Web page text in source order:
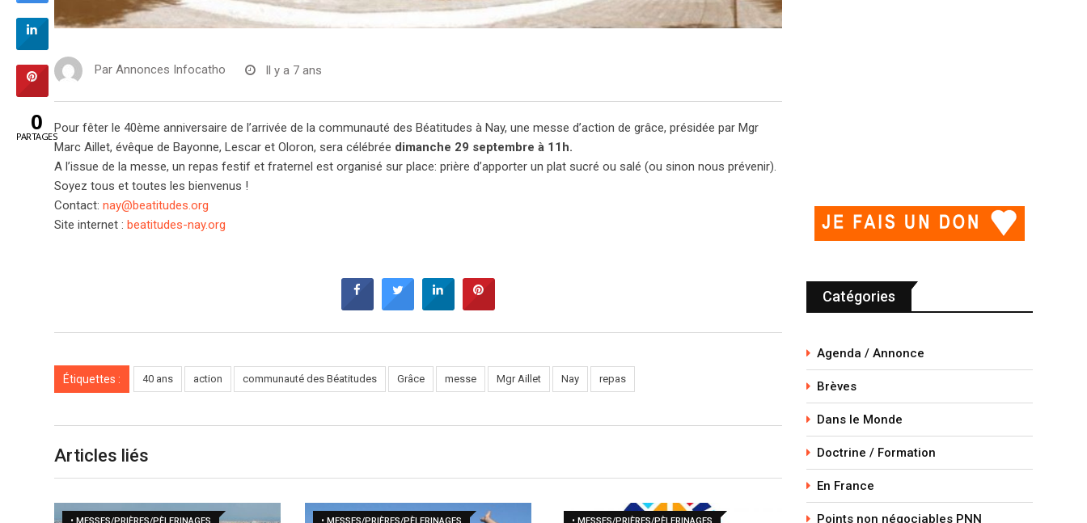
Par Annonces Infocatho Il y a 7 ans
Pour fêter le 40ème anniversaire de l’arrivée de la communauté des Béatitudes à Nay, une messe d’action de grâce, présidée par Mgr
Marc Aillet, évêque de Bayonne, Lescar et Oloron, sera célébrée dimanche 29 septembre à 11h.
A l’issue de la messe, un repas festif et fraternel est organisé sur place: prière d’apporter un plat sucré ou salé (ou sinon nous prévenir).
Soyez tous et toutes les bienvenus !
Contact: nay@beatitudes.org
Site internet : beatitudes-nay.org
Étiquettes : 40 ans action communauté des Béatitudes Grâce messe Mgr Aillet Nay repas
Articles liés
Catégories
Agenda / Annonce
Brèves
Dans le Monde
Doctrine / Formation
En France
Points non négociables PNN
0
PARTAGES